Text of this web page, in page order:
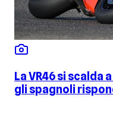
La VR46 si scalda
gli spagnoli